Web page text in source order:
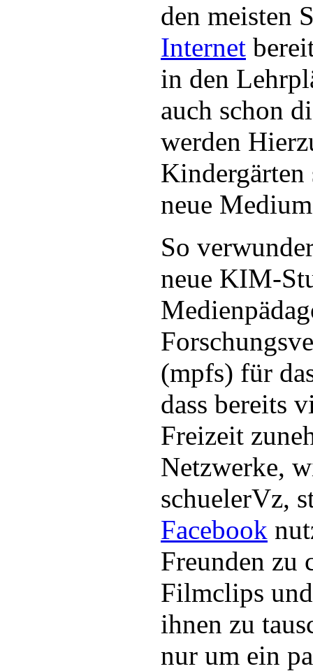
den meisten
Internet
in den
auch schon
werden
Kindergärten
neue
So
neue KIM-
(mpfs) für
dass bereits
Freizeit
Netzwerke,
schuelerVz,
Facebook
Freunden zu
Filmclips
ihnen zu
nur um ein